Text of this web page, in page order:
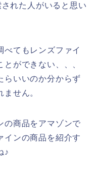
れた人がいると思い
べてもレンズファイ
ができない、、、
らいいのか分からず
せん。
の商品をアマゾンで
インの商品を紹介す
♪